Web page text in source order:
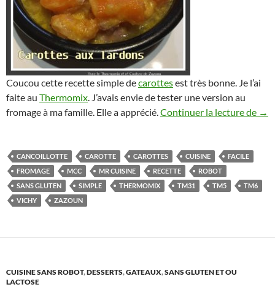
Coucou cette recette simple decarottesest très bonne. Je l’ai
faite au Thermomix. J’avais envie de tester une version au
fromage à ma famille. Elle a apprécié.Continuer la lecture de →
CANCOILLOTTE CAROTTE CAROTTES CUISINE
FACILE
FROMAGE
MCC MR CUISINE RECETTE
ROBOT
SANS GLUTEN
SIMPLE THERMOMIX TM31 TM5
TM6
VICHY
ZAZOUN
CUISINE SANS ROBOT,DESSERTS,GATEAUX,SANS GLUTEN ET OU
LACTOSE